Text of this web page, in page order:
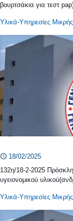
βουρτσάκια για τεστ
Υλικά-Υπηρεσίες
18/02/2025
132η/18-2-2025
υγειονομικού
Υλικά-Υπηρεσίες